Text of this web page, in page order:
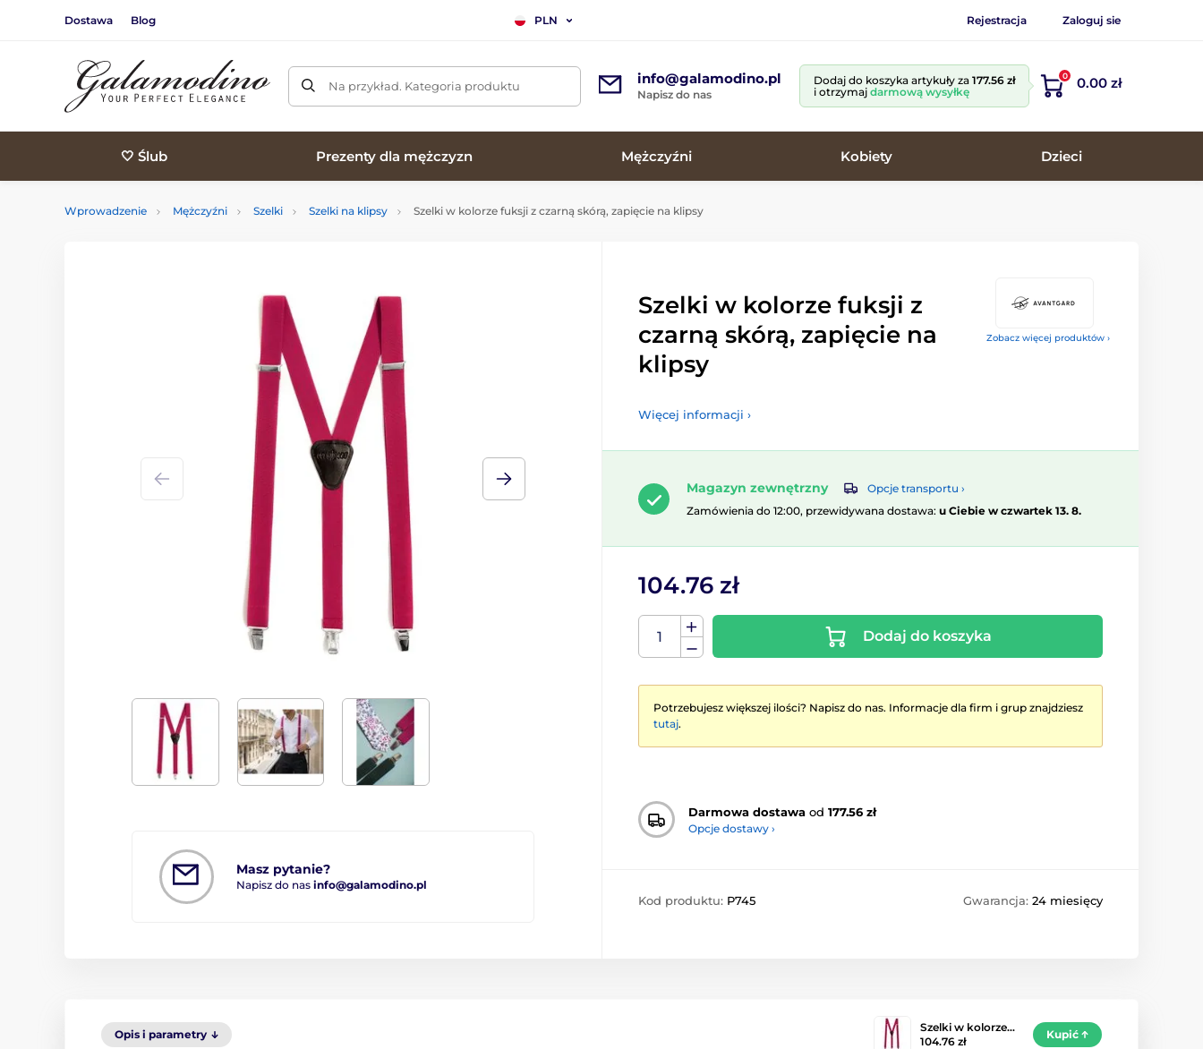
Dostawa Blog PLN Rejestracja Zaloguj sie
Na przykład. Kategoria produktu info@galamodino.pl
Napisz do nas
Dodaj do koszyka artykuły za 177.56 zł
i otrzymaj darmową wysyłkę
0 0.00 zł
🤍 Ślub Prezenty dla mężczyzn Mężczyźni Kobiety Dzieci
Wprowadzenie Mężczyźni Szelki Szelki na klipsy Szelki w kolorze fuksji z czarną skórą, zapięcie na klipsy
Zobacz więcej produktów ›
Masz pytanie?
Napisz do nas info@galamodino.pl
Szelki w kolorze fuksji z
czarną skórą, zapięcie na
klipsy
Więcej informacji ›
Magazyn zewnętrzny
Opcje transportu ›
Zamówienia do 12:00, przewidywana dostawa: u Ciebie w czwartek 13. 8.
104.76 zł
Dodaj do koszyka
Potrzebujesz większej ilości? Napisz do nas. Informacje dla firm i grup znajdziesz
tutaj.
Darmowa dostawa od 177.56 zł
Opcje dostawy ›
Kod produktu: P745 Gwarancja: 24 miesięcy
Opis i parametry
Szelki w kolorze…
104.76 zł
Kupić